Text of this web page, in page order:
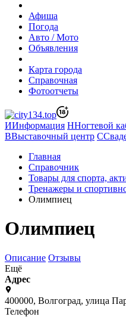
Афиша
Погода
Авто / Мото
Объявления
Карта города
Справочная
Фотоотчеты
ИИнформация ННогтевой
ВВыставочный центр С
Главная
Справочник
Товары для спорта,
Тренажеры и
Олимпиец
Олимпиец
Описание Отзывы
Ещё
Адрес
400000, Волгоград, улица
Телефон